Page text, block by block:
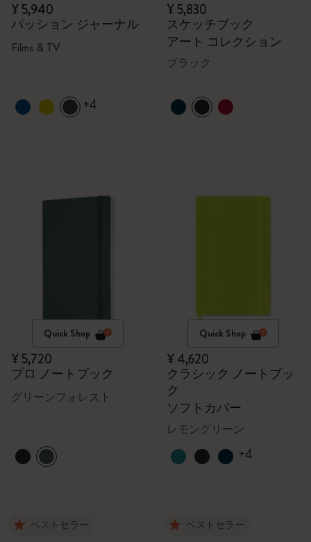
¥ 5,940
パッション ジャーナル
Films & TV
+4
¥ 5,830
スケッチブック
アート コレクション
ブラック
Quick Shop
¥ 5,720
プロ ノートブック
グリーンフォレスト
Quick Shop
¥ 4,620
クラシック ノートブッ
ク
ソフトカバー
レモングリーン
+4
ベストセラー ベストセラー